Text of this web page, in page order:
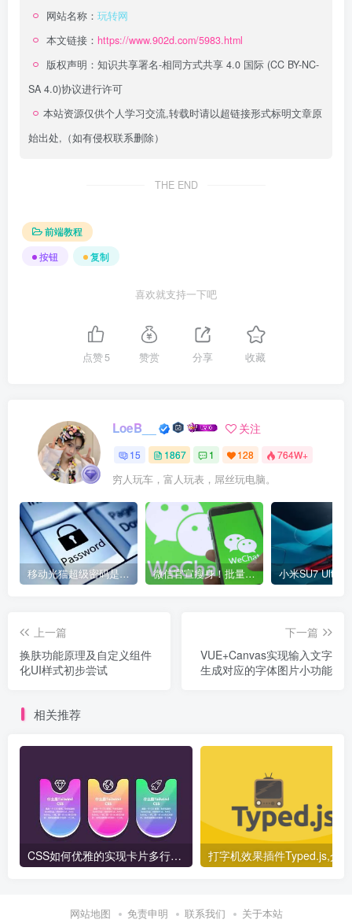
网站名称： 玩转网
本文链接： https://www.902d.com/5983.html
版权声明： 知识共享署名-相同方式共享 4.0 国际 (CC BY-NC-
SA 4.0)协议进行许可
本站资源仅供个人学习交流,转载时请以超链接形式标明文章原
始出处,（如有侵权联系删除）
THE END
前端教程
按钮
复制
喜欢就支持一下吧
点赞5 赞赏 分享 收藏
LoeB__ 关注
15 1867 1 128 764W+
穷人玩车，富人玩表，屌丝玩电脑。
移动光猫超级密码是多少？移动光猫超级管理员后台账号与密码 微信官宣瘦身！批量清理原图新功能来了 安卓、iOS均可使用
上一篇
换肤功能原理及自定义组件
化UI样式初步尝试
下一篇
VUE+Canvas实现输入文字
生成对应的字体图片小功能
相关推荐
CSS如何优雅的实现卡片多行排列布局？
网站地图 免责申明 联系我们 关于本站